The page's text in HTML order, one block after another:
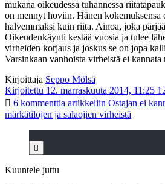
mukana oikeudessa tuhannessa
on mennyt hoviin. Hänen kokemuksensa
halvemmaksi kuin riita. Ainoa, joka
Oikeudenkäynti kestää vuosia ja tulee
virheiden korjaus ja joskus se on jopa
Varsinkaan vanhoista virheistä ei kannata
Kirjoittaja Seppo Mölsä
Kirjoitettu 12. marraskuuta 2014, 11:25
6 kommenttia artikkeliin Ostajan ei
märkätilojen ja salaojien virheistä
Kuuntele juttu